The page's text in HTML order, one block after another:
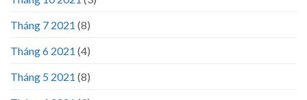
Tháng 7 2021 (8)
Tháng 6 2021 (4)
Tháng 5 2021 (8)